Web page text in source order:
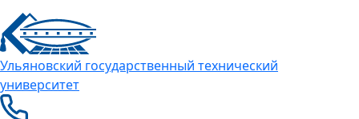
Ульяновский государственный технический
университет